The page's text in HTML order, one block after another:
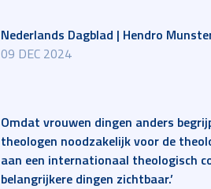
Nederlands Dagblad | Hendro
09 DEC 2024
Omdat vrouwen dingen anders
theologen noodzakelijk voor de
aan een internationaal theologisch
belangrijkere dingen zichtbaar.’